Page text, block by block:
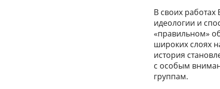
В своих
идеологии и
«правильном»
широких слоях
история
с особым
группам.